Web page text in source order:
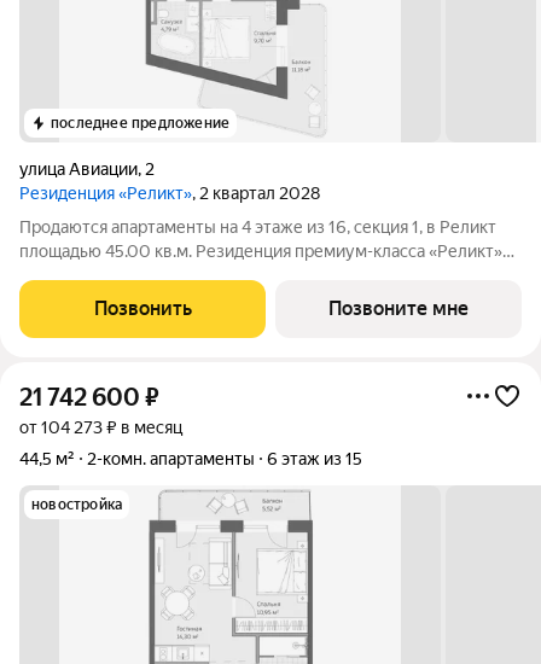
последнее предложение
улица Авиации, 2
Резиденция «Реликт», 2 квартал 2028
Продаются апартаменты на 4 этаже из 16, секция 1, в Реликт
площадью 45.00 кв.м. Резиденция премиум-класса «Реликт»
центре города-курорта, вблизи Курортного бульвара и
Нарзанной галереи. Проект
Позвонить Позвоните мне
21 742 600 ₽
от 104 273 ₽ в месяц
44,5 м²
2-комн. апартаменты 6 этаж из 15
новостройка